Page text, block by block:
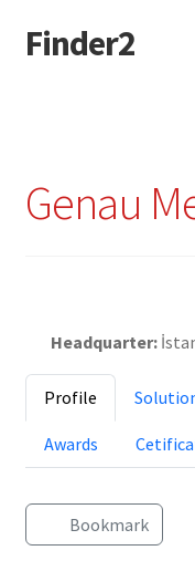
Skip
to
Skip
to
Finder2
Genau
Headquarter:
Profile
Awards
Bookmark